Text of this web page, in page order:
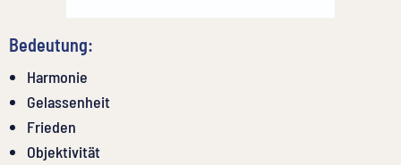
Bedeutung:
Harmonie
Gelassenheit
Frieden
Objektivität